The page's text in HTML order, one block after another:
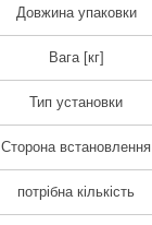
Довжина упаковки
Вага [кг]
Тип установки
Сторона встановлення
потрібна кількість